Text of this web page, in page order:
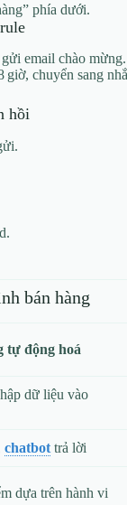
phía dưới.
email chào mừng.
chuyển sang
hồi
bán hàng
tự động hoá
dữ liệu vào
chatbot trả lời
dựa trên hành vi